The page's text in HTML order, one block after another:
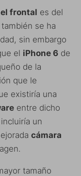
frontal es del
se ha
sin embargo
el iPhone 6 de
de la
que le
existiría una
entre dicho
un
cámara
tamaño